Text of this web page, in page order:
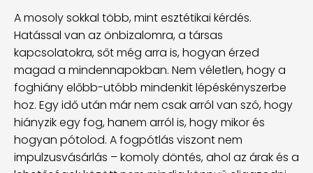
A mosoly sokkal több, mint esztétikai kérdés.
Hatással van az önbizalomra, a társas
kapcsolatokra, sőt még arra is, hogyan érzed
magad a mindennapokban. Nem véletlen, hogy a
foghiány előbb-utóbb mindenkit lépéskényszerbe
hoz. Egy idő után már nem csak arról van szó, hogy
hiányzik egy fog, hanem arról is, hogy mikor és
hogyan pótolod. A fogpótlás viszont nem
impulzusvásárlás – komoly döntés, ahol az árak és a